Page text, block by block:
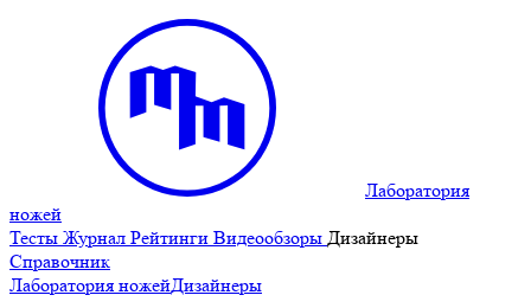
Лаборатория
ножей
Тесты Журнал Рейтинги Видеообзоры Дизайнеры
Справочник
Лаборатория ножейДизайнеры